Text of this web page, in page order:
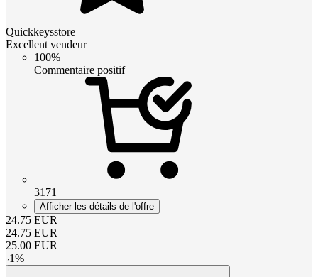
Quickkeysstore
Excellent vendeur
100%
Commentaire positif
3171
Afficher les détails de l'offre
24.75 EUR
24.75 EUR
25.00 EUR
-1%